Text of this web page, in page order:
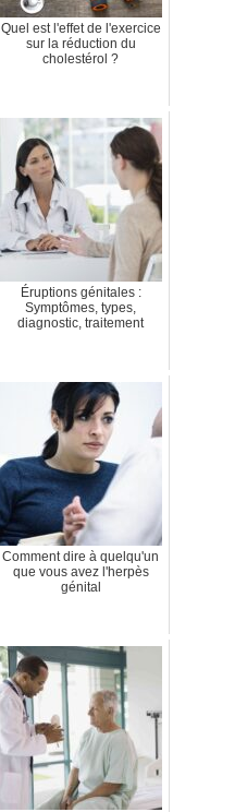
Quel est l'effet de l'exercice
sur la réduction du
cholestérol ?
Éruptions génitales :
Symptômes, types,
diagnostic, traitement
Comment dire à quelqu'un
que vous avez l'herpès
génital